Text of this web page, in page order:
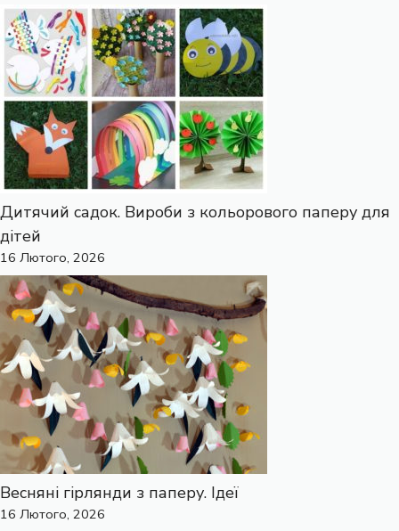
Дитячий садок. Вироби з кольорового паперу для
дітей
16 Лютого, 2026
Весняні гірлянди з паперу. Ідеї
16 Лютого, 2026